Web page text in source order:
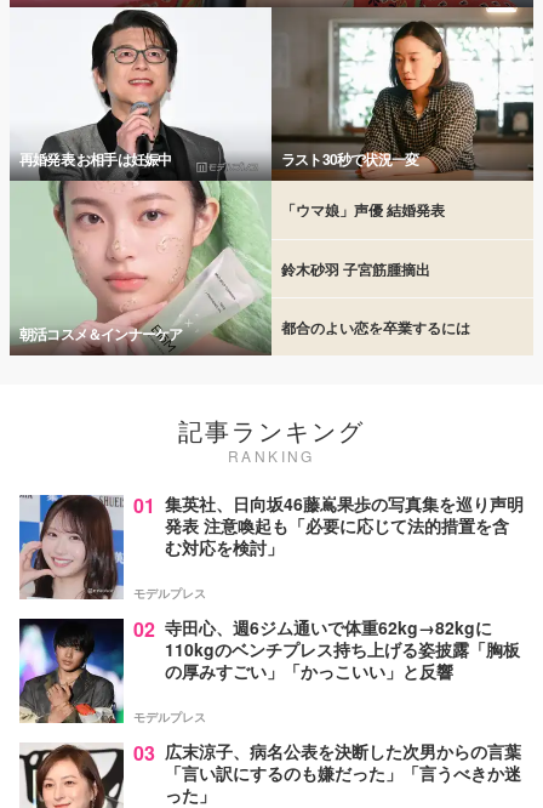
再婚発表 お相手は妊娠中 ラスト30秒で状況一変
朝活コスメ＆インナーケア
「ウマ娘」声優 結婚発表
鈴木砂羽 子宮筋腫摘出
都合のよい恋を卒業するには
記事ランキング
RANKING
01 集英社、日向坂46藤嶌果歩の写真集を巡り声明
発表 注意喚起も「必要に応じて法的措置を含
む対応を検討」
モデルプレス
02 寺田心、週6ジム通いで体重62kg→82kgに
110kgのベンチプレス持ち上げる姿披露「胸板
の厚みすごい」「かっこいい」と反響
モデルプレス
03 広末涼子、病名公表を決断した次男からの言葉
「言い訳にするのも嫌だった」「言うべきか迷
った」